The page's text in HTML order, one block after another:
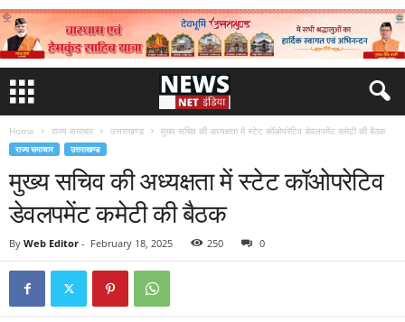
Home राज्य समाचार उत्तराखण्ड मुख्य सचिव की अध्यक्षता में स्टेट कॉओपरेटिव डेवलपमेंट कमेटी की बैठक
राज्य समाचार उत्तराखण्ड
मुख्य सचिव की अध्यक्षता में स्टेट कॉओपरेटिव
डेवलपमेंट कमेटी की बैठक
By Web Editor - February 18, 2025 250 0